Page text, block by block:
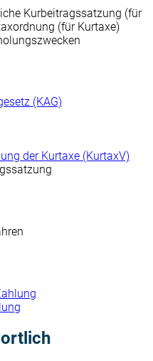
Kurbeitragssatzung (für
(für Kurtaxe)
(KAG)
der Kurtaxe (KurtaxV)